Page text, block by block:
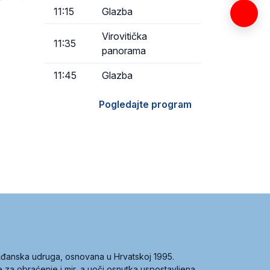
11:15 Glazba
11:35
Virovitička
panorama
11:45 Glazba
Pogledajte program
udruga, osnovana u Hrvatskoj 1995.